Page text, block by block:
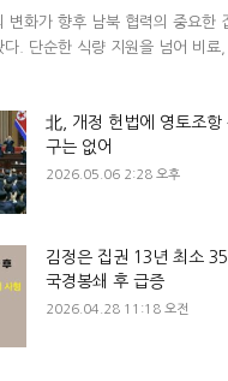
변화가 향후 남북 협력의 중요한
다. 단순한 식량 지원을 넘어 비료
北, 개정 헌법에 영토조
구는 없어
2026.05.06 2:28 오후
김정은 집권 13년 최소
국경봉쇄 후 급증
2026.04.28 11:18 오전